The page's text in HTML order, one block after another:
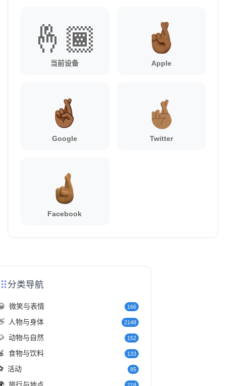
🤞🏾
当前设备 Apple
Google Twitter
Facebook
分类导航
微笑与表情 166
人物与身体 2148
动物与自然 152
食物与饮料 133
活动 85
218